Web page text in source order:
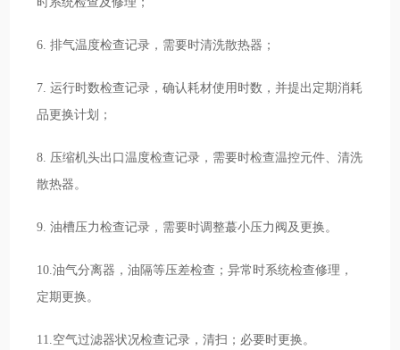
6. 排气温度检查记录，需要时清洗散热器；
7. 运行时数检查记录，确认耗材使用时数，并提出定期消耗
品更换计划；
8. 压缩机头出口温度检查记录，需要时检查温控元件、清洗
散热器。
9. 油槽压力检查记录，需要时调整蕞小压力阀及更换。
10.油气分离器，油隔等压差检查；异常时系统检查修理，
定期更换。
11.空气过滤器状况检查记录，清扫；必要时更换。